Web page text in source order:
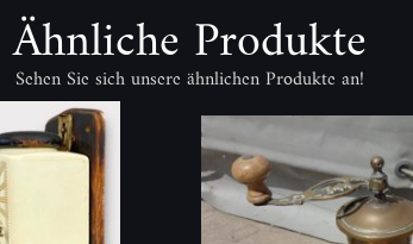
Ähnliche Produkte
Sehen Sie sich unsere ähnlichen Produkte an!